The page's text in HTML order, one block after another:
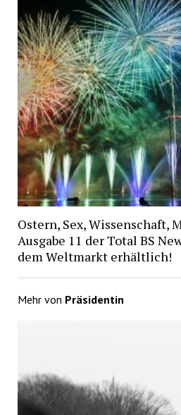
Ostern, Sex, Wissenschaft,
Ausgabe 11 der Total BS
dem Weltmarkt erhältlich!
Mehr von Präsidentin